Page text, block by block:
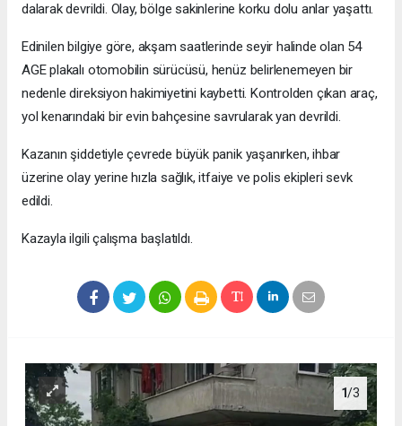
dalarak devrildi. Olay, bölge sakinlerine korku dolu anlar yaşattı.
Edinilen bilgiye göre, akşam saatlerinde seyir halinde olan 54
AGE plakalı otomobilin sürücüsü, henüz belirlenemeyen bir
nedenle direksiyon hakimiyetini kaybetti. Kontrolden çıkan araç,
yol kenarındaki bir evin bahçesine savrularak yan devrildi.
Kazanın şiddetiyle çevrede büyük panik yaşanırken, ihbar
üzerine olay yerine hızla sağlık, itfaiye ve polis ekipleri sevk
edildi.
Kazayla ilgili çalışma başlatıldı.
1/3